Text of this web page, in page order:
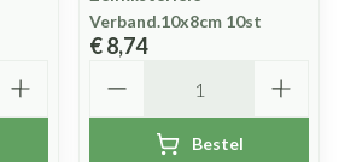
Verband.10x8cm 10st
€ 8,74
Bestel